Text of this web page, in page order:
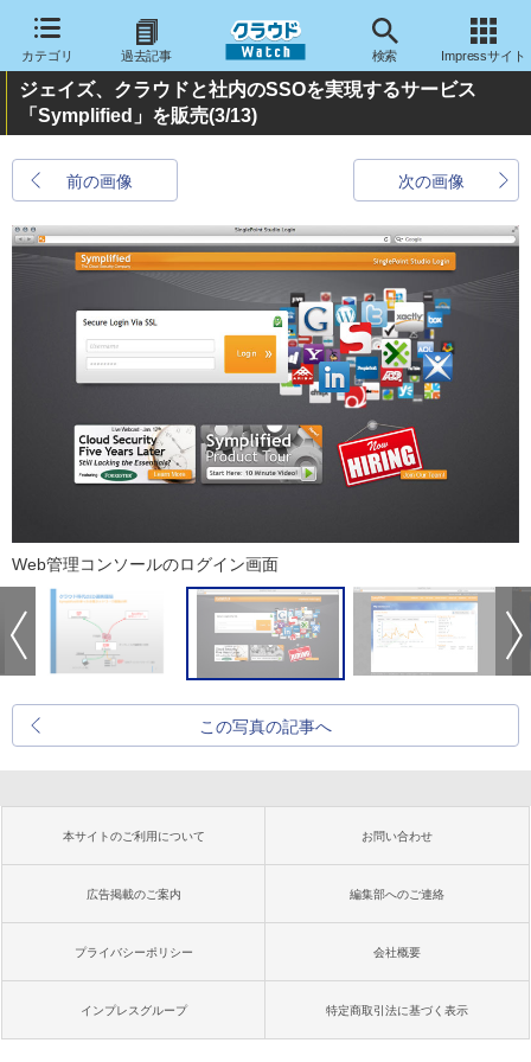
カテゴリ 過去記事 検索 Impressサイト
ジェイズ、クラウドと社内のSSOを実現するサービス
「Symplified」を販売(3/13)
前の画像 次の画像
Web管理コンソールのログイン画面
この写真の記事へ
本サイトのご利用について お問い合わせ
広告掲載のご案内 編集部へのご連絡
プライバシーポリシー 会社概要
インプレスグループ 特定商取引法に基づく表示